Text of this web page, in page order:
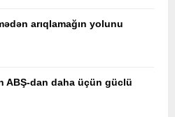
arıqlamağın yolunu
ABŞ-dan daha üçün güclü